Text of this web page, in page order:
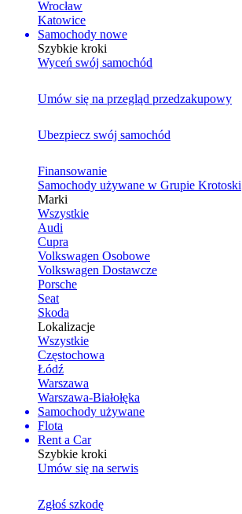
Wrocław
Katowice
Samochody nowe
Szybkie kroki
Wyceń swój samochód
Umów się na przegląd przedzakupowy
Ubezpiecz swój samochód
Finansowanie
Samochody używane w Grupie Krotoski
Marki
Wszystkie
Audi
Cupra
Volkswagen Osobowe
Volkswagen Dostawcze
Porsche
Seat
Skoda
Lokalizacje
Wszystkie
Częstochowa
Łódź
Warszawa
Warszawa-Białołęka
Samochody używane
Flota
Rent a Car
Szybkie kroki
Umów się na serwis
Zgłoś szkodę